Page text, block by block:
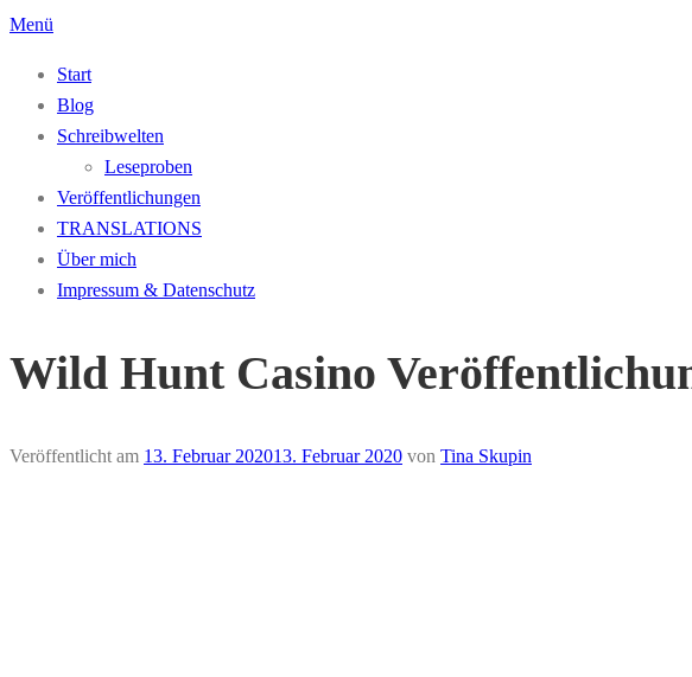
Zum
springen
Menü
Start
Blog
Schreibwelten
Leseproben
Veröffentlichungen
TRANSLATIONS
Über mich
Impressum & Datenschutz
Wild Hunt Casino
Veröffentlicht am 13. Februar 202013. Februar 2020 von Tina Skupin